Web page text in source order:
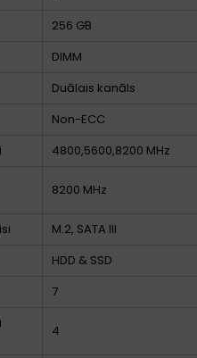
256 GB
DIMM
Duālais kanāls
Non-ECC
4800,5600,8200 MHz
8200 MHz
M.2, SATA III
HDD & SSD
7
4